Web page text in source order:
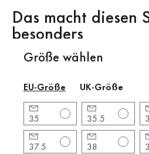
Größe wählen
EU-Größe UK-Größe
35 35.5
37.5 38
Das macht diesen
besonders
Produktbeschreibung
Marke:Gabor
Absatzform: Blockabsatz